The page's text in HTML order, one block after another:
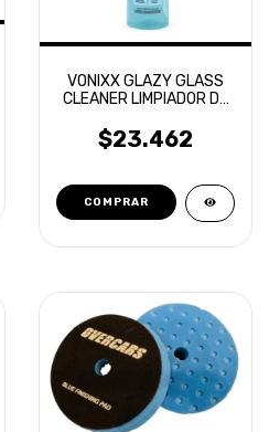
VONIXX GLAZY GLASS
CLEANER LIMPIADOR DE
$23.462